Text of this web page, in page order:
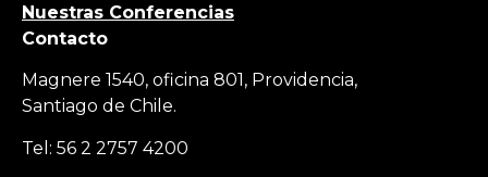
Nuestras Conferencias
Contacto
Magnere 1540, oficina 801, Providencia,
Santiago de Chile.
Tel: 56 2 2757 4200